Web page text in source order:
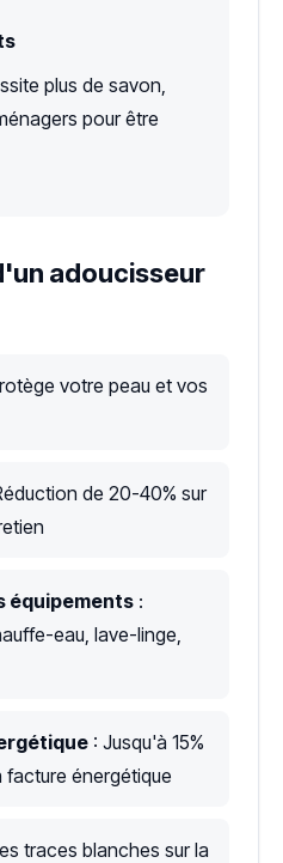
plus de savon,
pour être
adoucisseur
votre peau et vos
de 20-40% sur
équipements :
eau, lave-linge,
: Jusqu'à 15%
énergétique
traces blanches sur la